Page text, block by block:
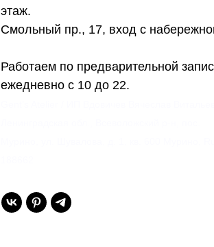
этаж.
Смольный пр., 17, вход с
Работаем по предварительной
ежедневно с 10 до 22.